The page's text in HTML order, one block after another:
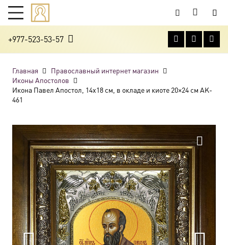
+977-523-53-57
Главная
Православный интернет магазин
Иконы Апостолов
Икона Павел Апостол, 14х18 см, в окладе и киоте 20×24 см AK-
461